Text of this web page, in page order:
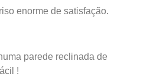
enorme de satisfação.
parede reclinada de
!